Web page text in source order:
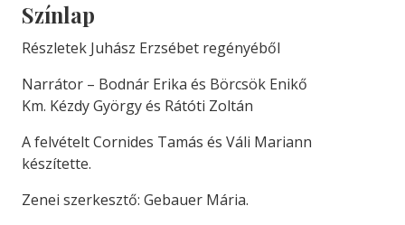
Színlap
Részletek Juhász Erzsébet regényéből
Narrátor – Bodnár Erika és Börcsök Enikő
Km. Kézdy György és Rátóti Zoltán
A felvételt Cornides Tamás és Váli Mariann
készítette.
Zenei szerkesztő: Gebauer Mária.